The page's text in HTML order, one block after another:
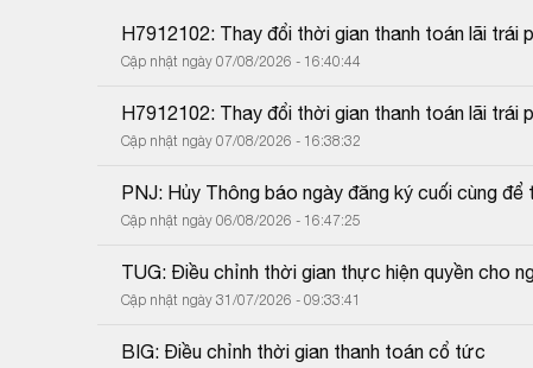
H7912102: Thay đổi thời gian thanh toán lãi trái
Cập nhật ngày 07/08/2026 - 16:40:44
H7912102: Thay đổi thời gian thanh toán lãi trái
Cập nhật ngày 07/08/2026 - 16:38:32
PNJ: Hủy Thông báo ngày đăng ký cuối cùng để
Cập nhật ngày 06/08/2026 - 16:47:25
TUG: Điều chỉnh thời gian thực hiện quyền cho
Cập nhật ngày 31/07/2026 - 09:33:41
BIG: Điều chỉnh thời gian thanh toán cổ tức